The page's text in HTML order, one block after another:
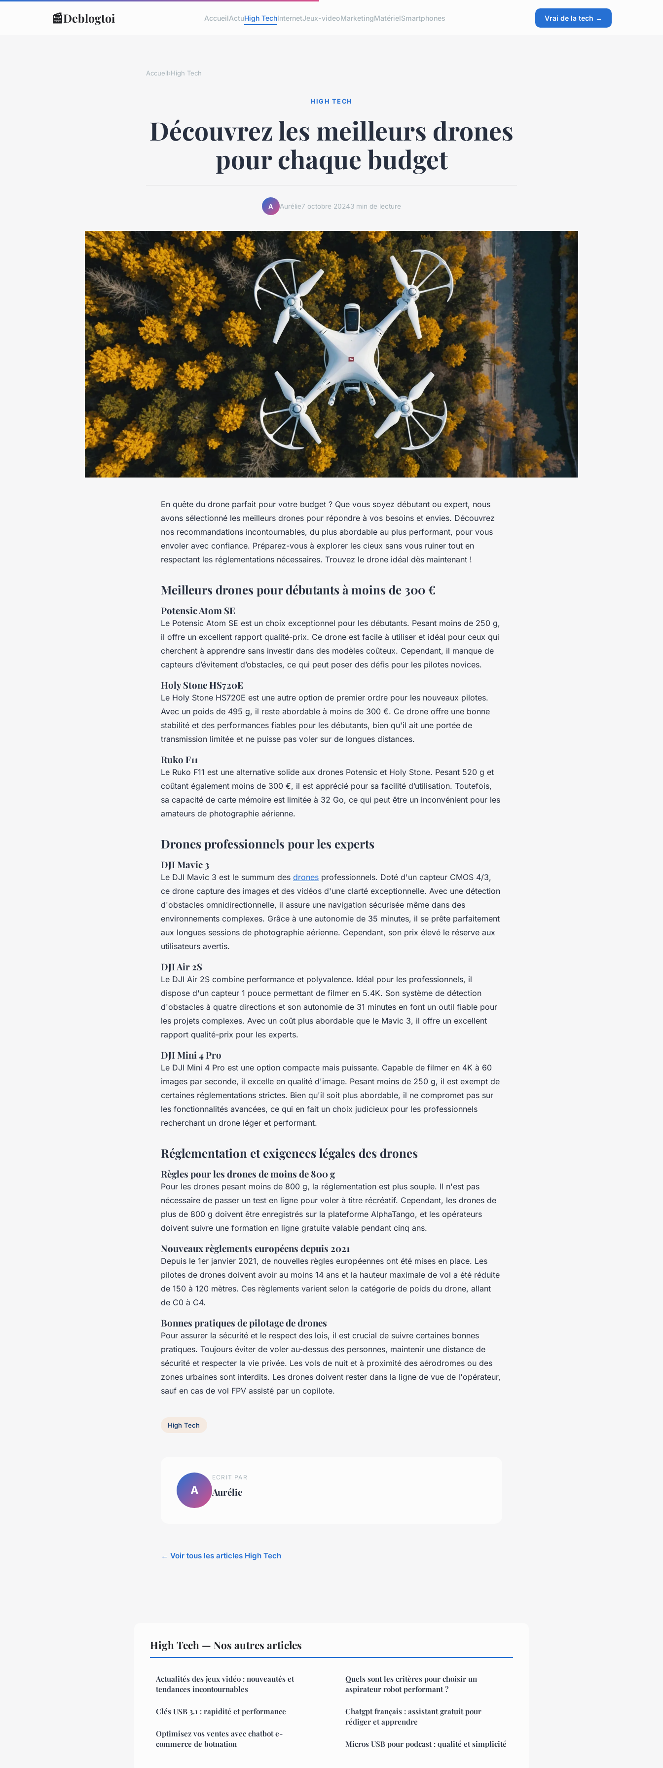
📰Deblogtoi AccueilActuHigh TechInternetJeux-videoMarketingMatérielSmartphones Vrai de la tech →
Accueil›High Tech
HIGH TECH
Découvrez les meilleurs drones
pour chaque budget
A Aurélie7 octobre 20243 min de lecture
En quête du drone parfait pour votre budget ? Que vous soyez débutant ou expert, nous
avons sélectionné les meilleurs drones pour répondre à vos besoins et envies. Découvrez
nos recommandations incontournables, du plus abordable au plus performant, pour vous
envoler avec confiance. Préparez-vous à explorer les cieux sans vous ruiner tout en
respectant les réglementations nécessaires. Trouvez le drone idéal dès maintenant !
Meilleurs drones pour débutants à moins de 300 €
Potensic Atom SE
Le Potensic Atom SE est un choix exceptionnel pour les débutants. Pesant moins de 250 g,
il offre un excellent rapport qualité-prix. Ce drone est facile à utiliser et idéal pour ceux qui
cherchent à apprendre sans investir dans des modèles coûteux. Cependant, il manque de
capteurs d’évitement d’obstacles, ce qui peut poser des défis pour les pilotes novices.
Holy Stone HS720E
Le Holy Stone HS720E est une autre option de premier ordre pour les nouveaux pilotes.
Avec un poids de 495 g, il reste abordable à moins de 300 €. Ce drone offre une bonne
stabilité et des performances fiables pour les débutants, bien qu'il ait une portée de
transmission limitée et ne puisse pas voler sur de longues distances.
Ruko F11
Le Ruko F11 est une alternative solide aux drones Potensic et Holy Stone. Pesant 520 g et
coûtant également moins de 300 €, il est apprécié pour sa facilité d’utilisation. Toutefois,
sa capacité de carte mémoire est limitée à 32 Go, ce qui peut être un inconvénient pour les
amateurs de photographie aérienne.
Drones professionnels pour les experts
DJI Mavic 3
Le DJI Mavic 3 est le summum des drones professionnels. Doté d'un capteur CMOS 4/3,
ce drone capture des images et des vidéos d'une clarté exceptionnelle. Avec une détection
d'obstacles omnidirectionnelle, il assure une navigation sécurisée même dans des
environnements complexes. Grâce à une autonomie de 35 minutes, il se prête parfaitement
aux longues sessions de photographie aérienne. Cependant, son prix élevé le réserve aux
utilisateurs avertis.
DJI Air 2S
Le DJI Air 2S combine performance et polyvalence. Idéal pour les professionnels, il
dispose d'un capteur 1 pouce permettant de filmer en 5.4K. Son système de détection
d'obstacles à quatre directions et son autonomie de 31 minutes en font un outil fiable pour
les projets complexes. Avec un coût plus abordable que le Mavic 3, il offre un excellent
rapport qualité-prix pour les experts.
DJI Mini 4 Pro
Le DJI Mini 4 Pro est une option compacte mais puissante. Capable de filmer en 4K à 60
images par seconde, il excelle en qualité d'image. Pesant moins de 250 g, il est exempt de
certaines réglementations strictes. Bien qu'il soit plus abordable, il ne compromet pas sur
les fonctionnalités avancées, ce qui en fait un choix judicieux pour les professionnels
recherchant un drone léger et performant.
Réglementation et exigences légales des drones
Règles pour les drones de moins de 800 g
Pour les drones pesant moins de 800 g, la réglementation est plus souple. Il n'est pas
nécessaire de passer un test en ligne pour voler à titre récréatif. Cependant, les drones de
plus de 800 g doivent être enregistrés sur la plateforme AlphaTango, et les opérateurs
doivent suivre une formation en ligne gratuite valable pendant cinq ans.
Nouveaux règlements européens depuis 2021
Depuis le 1er janvier 2021, de nouvelles règles européennes ont été mises en place. Les
pilotes de drones doivent avoir au moins 14 ans et la hauteur maximale de vol a été réduite
de 150 à 120 mètres. Ces règlements varient selon la catégorie de poids du drone, allant
de C0 à C4.
Bonnes pratiques de pilotage de drones
Pour assurer la sécurité et le respect des lois, il est crucial de suivre certaines bonnes
pratiques. Toujours éviter de voler au-dessus des personnes, maintenir une distance de
sécurité et respecter la vie privée. Les vols de nuit et à proximité des aérodromes ou des
zones urbaines sont interdits. Les drones doivent rester dans la ligne de vue de l'opérateur,
sauf en cas de vol FPV assisté par un copilote.
High Tech
A
ECRIT PAR
Aurélie
← Voir tous les articles High Tech
High Tech — Nos autres articles
Actualités des jeux vidéo : nouveautés et
tendances incontournables
Clés USB 3.1 : rapidité et performance
Optimisez vos ventes avec chatbot e-
commerce de botnation
Quels sont les critères pour choisir un
aspirateur robot performant ?
Chatgpt français : assistant gratuit pour
rédiger et apprendre
Micros USB pour podcast : qualité et simplicité